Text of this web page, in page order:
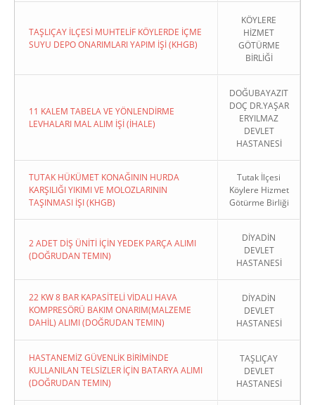
TAŞLIÇAY İLÇESİ MUHTELİF KÖYLERDE İÇME
SUYU DEPO ONARIMLARI YAPIM İŞİ (KHGB)
KÖYLERE
HİZMET
GÖTÜRME
BİRLİĞİ
11 KALEM TABELA VE YÖNLENDİRME
LEVHALARI MAL ALIM İŞİ (İHALE)
DOĞUBAYAZIT
DOÇ DR.YAŞAR
ERYILMAZ
DEVLET
HASTANESİ
TUTAK HÜKÜMET KONAĞININ HURDA
KARŞILIĞI YIKIMI VE MOLOZLARININ
TAŞINMASI İŞI (KHGB)
Tutak İlçesi
Köylere Hizmet
Götürme Birliği
2 ADET DİŞ ÜNİTİ İÇİN YEDEK PARÇA ALIMI
(DOĞRUDAN TEMIN)
DİYADİN
DEVLET
HASTANESİ
22 KW 8 BAR KAPASİTELİ VİDALI HAVA
KOMPRESÖRÜ BAKIM ONARIM(MALZEME
DAHİL) ALIMI (DOĞRUDAN TEMIN)
DİYADİN
DEVLET
HASTANESİ
HASTANEMİZ GÜVENLİK BİRİMİNDE
KULLANILAN TELSİZLER İÇİN BATARYA ALIMI
(DOĞRUDAN TEMIN)
TAŞLIÇAY
DEVLET
HASTANESİ